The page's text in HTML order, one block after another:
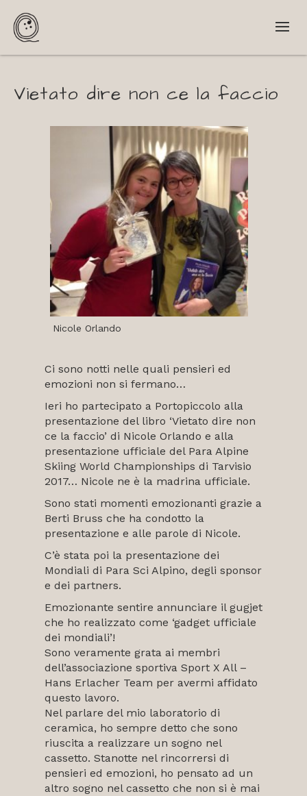
Vietato dire non ce la faccio
Nicole Orlando
Ci sono notti nelle quali pensieri ed
emozioni non si fermano…
Ieri ho partecipato a Portopiccolo alla
presentazione del libro ‘Vietato dire non
ce la faccio’ di Nicole Orlando e alla
presentazione ufficiale del Para Alpine
Skiing World Championships di Tarvisio
2017… Nicole ne è la madrina ufficiale.
Sono stati momenti emozionanti grazie a
Berti Bruss che ha condotto la
presentazione e alle parole di Nicole.
C’è stata poi la presentazione dei
Mondiali di Para Sci Alpino, degli sponsor
e dei partners.
Emozionante sentire annunciare il gugjet
che ho realizzato come ‘gadget ufficiale
dei mondiali’!
Sono veramente grata ai membri
dell’associazione sportiva Sport X All –
Hans Erlacher Team per avermi affidato
questo lavoro.
Nel parlare del mio laboratorio di
ceramica, ho sempre detto che sono
riuscita a realizzare un sogno nel
cassetto. Stanotte nel rincorrersi di
pensieri ed emozioni, ho pensato ad un
altro sogno nel cassetto che non si è mai